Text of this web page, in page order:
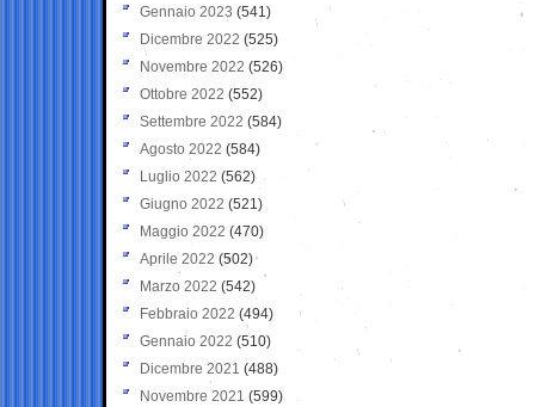
Gennaio 2023 (541)
Dicembre 2022 (525)
Novembre 2022 (526)
Ottobre 2022 (552)
Settembre 2022 (584)
Agosto 2022 (584)
Luglio 2022 (562)
Giugno 2022 (521)
Maggio 2022 (470)
Aprile 2022 (502)
Marzo 2022 (542)
Febbraio 2022 (494)
Gennaio 2022 (510)
Dicembre 2021 (488)
Novembre 2021 (599)